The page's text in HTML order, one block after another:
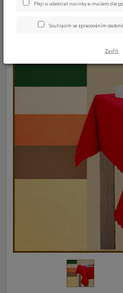
Teflonový ubrus
červený 26
Přeji si odebírat novinky e-mailem dle
Souhlasím se zpracováním
Zavřít